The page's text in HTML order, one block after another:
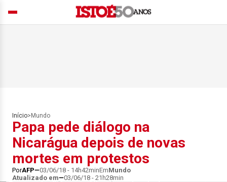
Início> Mundo
Papa pede diálogo na
Nicarágua depois de novas
mortes em protestos
PorAFP 03/06/18 - 14h42minEmMundo
Atualizado em
03/06/18 - 21h28min